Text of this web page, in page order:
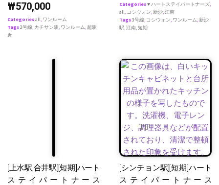
₩570,000
Categoriesall, ワンルーム
Tags2号線, カチサン駅, ワンルーム, 超駅
近
Categories♥ ハートステイパートナーズ,
all, コシウォン,新沙,江南
Tags3号線, コシウォン, ワンルーム,新沙
駅,江南,短期
[上水駅,合井駅][短期]ハート
ステイパートナース
[シンチョン駅][短期]ハート
ステイパートナース